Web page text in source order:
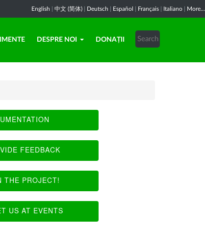
English 中文 (简体) Deutsch Español Français Italiano More...
DESPRE NOI DONAȚII
FEEDBACK
THE PROJECT!
US AT EVENTS